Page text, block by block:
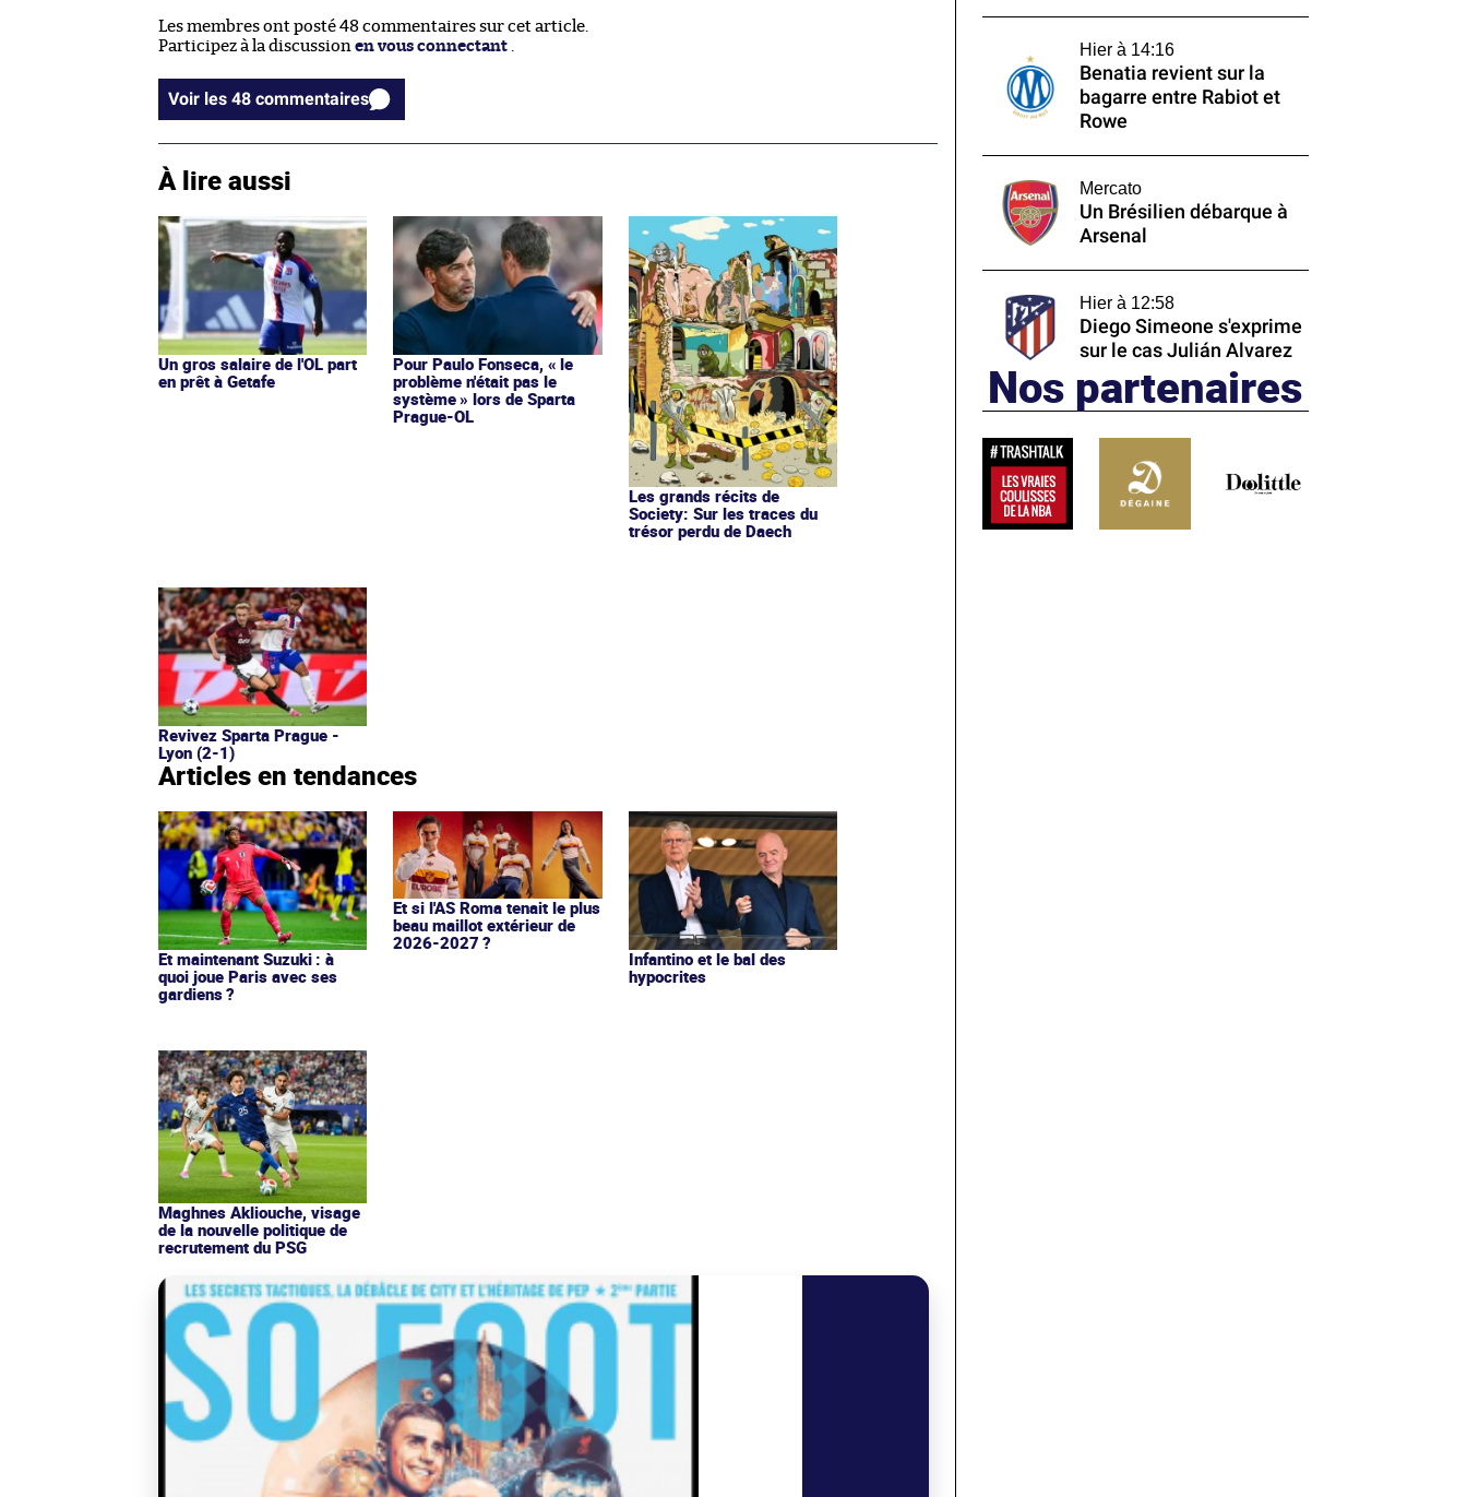
Les membres ont posté 48 commentaires sur cet article.
Participez à la discussion en vous connectant
Voir les 48 commentaires
À lire aussi
Un gros salaire de l'OL part
en prêt à Getafe
Pour Paulo Fonseca, « le
problème n'était pas le
système » lors de Sparta
Prague-OL
Les grands récits de
Society: Sur les traces du
trésor perdu de Daech
Revivez Sparta Prague -
Lyon (2-1)
Articles en tendances
Et maintenant Suzuki : à
quoi joue Paris avec ses
gardiens ?
Et si l'AS Roma tenait le plus
beau maillot extérieur de
2026-2027 ?
Infantino et le bal des
hypocrites
Maghnes Akliouche, visage
de la nouvelle politique de
recrutement du PSG
Hier à 14:16
Benatia revient sur la
bagarre entre Rabiot et
Rowe
Mercato
Un Brésilien débarque à
Arsenal
Hier à 12:58
Diego Simeone s'exprime
sur le cas Julián Alvarez
Nos partenaires